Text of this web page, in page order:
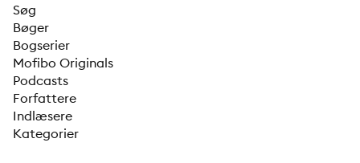
Søg
Bøger
Bogserier
Mofibo Originals
Podcasts
Forfattere
Indlæsere
Kategorier